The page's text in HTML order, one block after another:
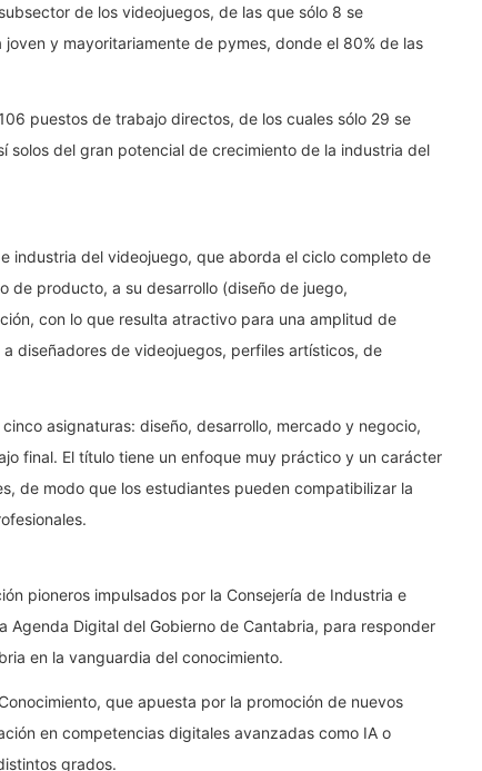
de los videojuegos, de las que sólo 8 se
y mayoritariamente de pymes, donde el 80% de las
puestos de trabajo directos, de los cuales sólo 29 se
solos del gran potencial de crecimiento de la industria del
industria del videojuego, que aborda el ciclo completo de
de producto, a su desarrollo (diseño de juego,
con lo que resulta atractivo para una amplitud de
diseñadores de videojuegos, perfiles artísticos, de
asignaturas: diseño, desarrollo, mercado y negocio,
final. El título tiene un enfoque muy práctico y un carácter
de modo que los estudiantes pueden compatibilizar la
pioneros impulsados por la Consejería de Industria e
Agenda Digital del Gobierno de Cantabria, para responder
en la vanguardia del conocimiento.
que apuesta por la promoción de nuevos
en competencias digitales avanzadas como IA o
grados.